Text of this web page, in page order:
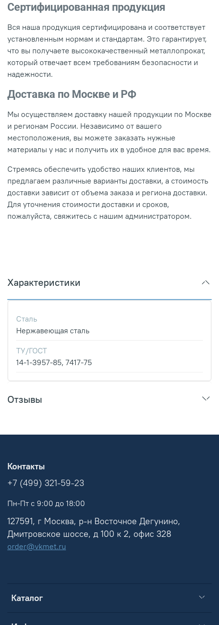
Сертифицированная продукция
Вся наша продукция сертифицирована и соответствует
установленным нормам и стандартам. Это гарантирует,
что вы получаете высококачественный металлопрокат,
который отвечает всем требованиям безопасности и
надежности.
Доставка по Москве и РФ
Мы осуществляем доставку нашей продукции по Москве
и регионам России. Независимо от вашего
местоположения, вы можете заказать нужные
материалы у нас и получить их в удобное для вас время.
Стремясь обеспечить удобство наших клиентов, мы
предлагаем различные варианты доставки, а стоимость
доставки зависит от объема заказа и региона доставки.
Для уточнения стоимости доставки и сроков,
пожалуйста, свяжитесь с нашим администратором.
Характеристики
Сталь
Нержавеющая сталь
ТУ/ГОСТ
14-1-3957-85, 7417-75
Отзывы
Каталог
Контакты
+7 (499) 321-59-23
Пн-Пт с 9:00 до 18:00
127591, г Москва, р-н Восточное Дегунино,
Дмитровское шоссе, д 100 к 2, офис 328
order@vkmet.ru